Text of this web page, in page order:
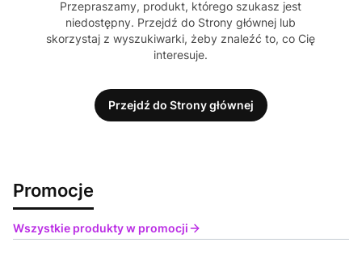
Przepraszamy, produkt, którego szukasz jest
niedostępny. Przejdź do Strony głównej lub
skorzystaj z wyszukiwarki, żeby znaleźć to, co Cię
interesuje.
Przejdź do Strony głównej
Promocje
Wszystkie produkty w promocji